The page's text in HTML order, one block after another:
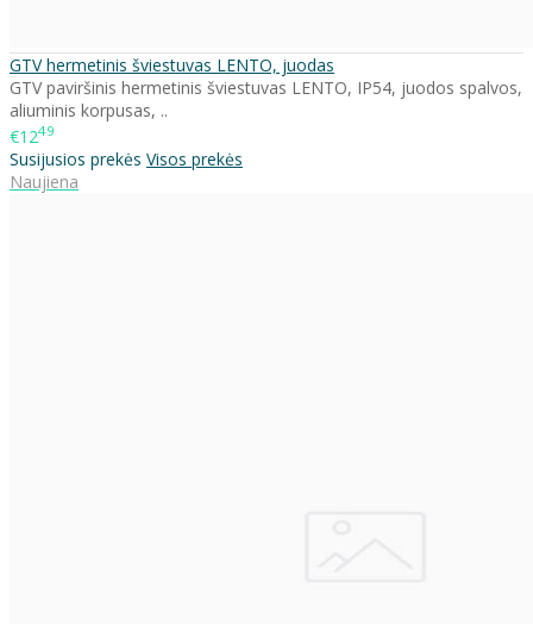
GTV hermetinis šviestuvas LENTO, juodas
GTV paviršinis hermetinis šviestuvas LENTO, IP54, juodos spalvos,
aliuminis korpusas, ..
€1249
Susijusios prekės Visos prekės
Naujiena